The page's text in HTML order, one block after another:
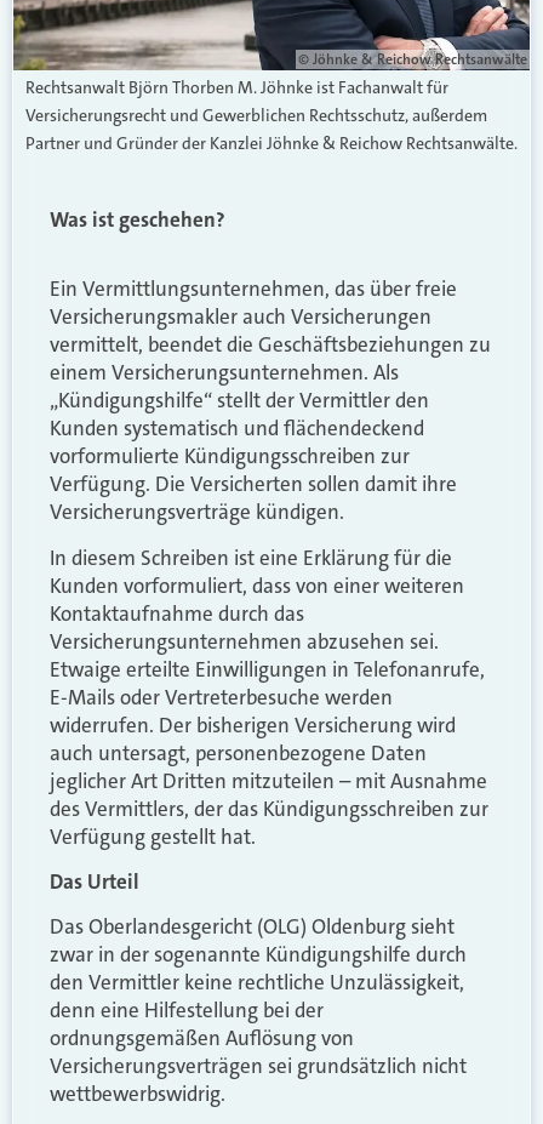
© Jöhnke & Reichow Rechtsanwälte
Rechtsanwalt Björn Thorben M. Jöhnke ist Fachanwalt für
Versicherungsrecht und Gewerblichen Rechtsschutz, außerdem
Partner und Gründer der Kanzlei Jöhnke & Reichow Rechtsanwälte.
Was ist geschehen?
Ein Vermittlungsunternehmen, das über freie
Versicherungsmakler auch Versicherungen
vermittelt, beendet die Geschäftsbeziehungen zu
einem Versicherungsunternehmen. Als
„Kündigungshilfe“ stellt der Vermittler den
Kunden systematisch und flächendeckend
vorformulierte Kündigungsschreiben zur
Verfügung. Die Versicherten sollen damit ihre
Versicherungsverträge kündigen.
In diesem Schreiben ist eine Erklärung für die
Kunden vorformuliert, dass von einer weiteren
Kontaktaufnahme durch das
Versicherungsunternehmen abzusehen sei.
Etwaige erteilte Einwilligungen in Telefonanrufe,
E-Mails oder Vertreterbesuche werden
widerrufen. Der bisherigen Versicherung wird
auch untersagt, personenbezogene Daten
jeglicher Art Dritten mitzuteilen – mit Ausnahme
des Vermittlers, der das Kündigungsschreiben zur
Verfügung gestellt hat.
Das Urteil
Das Oberlandesgericht (OLG) Oldenburg sieht
zwar in der sogenannte Kündigungshilfe durch
den Vermittler keine rechtliche Unzulässigkeit,
denn eine Hilfestellung bei der
ordnungsgemäßen Auflösung von
Versicherungsverträgen sei grundsätzlich nicht
wettbewerbswidrig.